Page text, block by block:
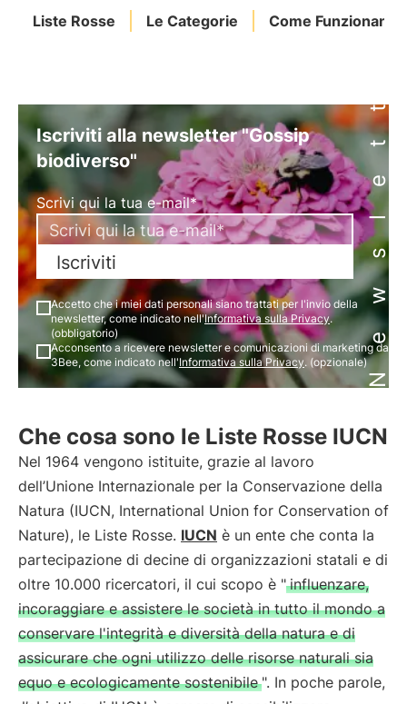
Liste Rosse Le Categorie Come Funzionano
Newsletter
Iscriviti alla newsletter "Gossip
biodiverso"
Scrivi qui la tua e-mail*
Iscriviti
Accetto che i miei dati personali siano trattati per l'invio della
newsletter, come indicato nell'Informativa sulla Privacy.
(obbligatorio)
Acconsento a ricevere newsletter e comunicazioni di marketing da
3Bee, come indicato nell'Informativa sulla Privacy. (opzionale)
Che cosa sono le Liste Rosse IUCN
Nel 1964 vengono istituite, grazie al lavoro
dell’Unione Internazionale per la Conservazione della
Natura (IUCN, International Union for Conservation of
Nature), le Liste Rosse. IUCN è un ente che conta la
partecipazione di decine di organizzazioni statali e di
oltre 10.000 ricercatori, il cui scopo è " influenzare,
incoraggiare e assistere le società in tutto il mondo a
conservare l'integrità e diversità della natura e di
assicurare che ogni utilizzo delle risorse naturali sia
equo e ecologicamente sostenibile ". In poche parole,